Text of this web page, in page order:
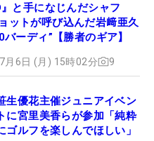
』と手になじんだシャフ
ットが呼び込んだ岩﨑亜久
バーディ”【勝者のギア】
月6日 (月) 15時02分 9
生優花主催ジュニアイベン
トに宮里美香らが参加「純粋
ゴルフを楽しんでほしい」